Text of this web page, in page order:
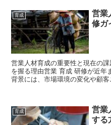
育成
営業
修ガ
営業人材育成の重要性と現在の
を握る理由営業 育成 研修が近年
背景には、市場環境の変化や顧
育成
営業
する